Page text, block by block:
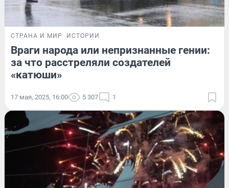
СТРАНА И МИР ИСТОРИИ
Враги народа или непризнанные гении:
за что расстреляли создателей
«катюши»
17 мая, 2025, 16:00 5 307 1